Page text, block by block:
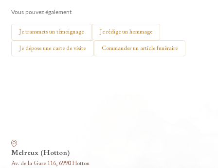
Vous pouvez également
Je transmets un témoignage Je rédige un hommage
Je dépose une carte de visite Commander un article funéraire
Melreux (Hotton)
Av. de la Gare 116, 6990 Hotton